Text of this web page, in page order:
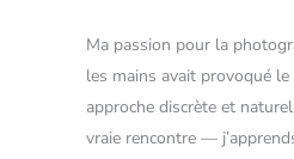
Ma passion pour la
les mains avait provoqué
approche discrète et
vraie rencontre —